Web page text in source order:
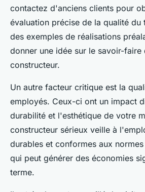
contactez d'anciens clients pour
évaluation précise de la qualité du
des exemples de réalisations
donner une idée sur le savoir-faire
constructeur.
Un autre facteur critique est la
employés. Ceux-ci ont un impact
durabilité et l'esthétique de votre
constructeur sérieux veille à
durables et conformes aux
qui peut générer des économies
terme.